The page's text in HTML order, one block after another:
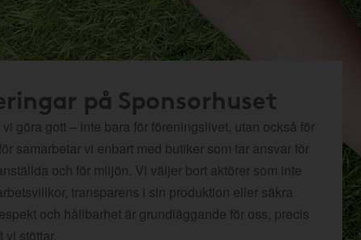
på Sponsorhuset
göra gott – inte bara för föreningslivet, utan också för
samarbetar vi enbart med butiker som tar ansvar för
och för miljön. Vi väljer bort aktörer som inte
transparens i sin produktion eller säkra
och hållbarhet är grundläggande för oss, precis
vi stöttar.